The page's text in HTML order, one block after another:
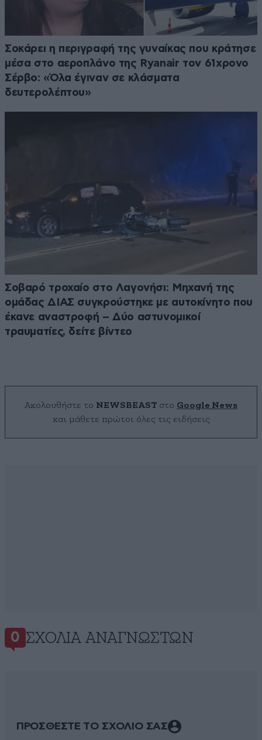
Σοκάρει η περιγραφή της γυναίκας που κράτησε
μέσα στο αεροπλάνο της Ryanair τον 61χρονο
Σέρβο: «Όλα έγιναν σε κλάσματα
δευτερολέπτου»
Σοβαρό τροχαίο στο Λαγονήσι: Μηχανή της
ομάδας ΔΙΑΣ συγκρούστηκε με αυτοκίνητο που
έκανε αναστροφή – Δύο αστυνομικοί
τραυματίες, δείτε βίντεο
Ακολουθήστε το NEWSBEAST στο Google News
και μάθετε πρώτοι όλες τις ειδήσεις
0 ΣΧΌΛΙΑ ΑΝΑΓΝΩΣΤΏΝ
ΠΡΟΣΘΕΣΤΕ ΤΟ ΣΧΟΛΙΟ ΣΑΣ